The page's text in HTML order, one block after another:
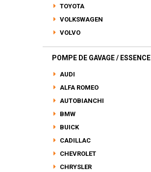
TOYOTA
VOLKSWAGEN
VOLVO
POMPE DE GAVAGE / ESSENCE
AUDI
ALFA ROMEO
AUTOBIANCHI
BMW
BUICK
CADILLAC
CHEVROLET
CHRYSLER